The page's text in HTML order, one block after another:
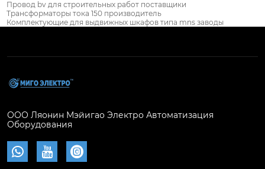
Провод bv для строительных работ поставщики
Трансформаторы тока 150 производитель
Комплектующие для выдвижных шкафов типа mns заводы
ООО Ляонин Мэйигао Электро Автоматизация
Оборудования
  